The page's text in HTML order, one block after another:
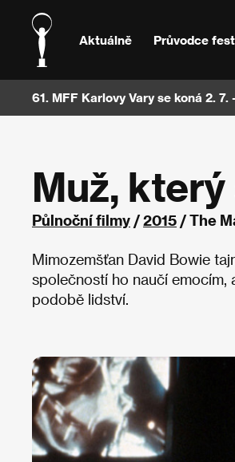
Aktuálně Průvodce
61. MFF Karlovy Vary se koná 2. 7.
Muž,
Půlnoční filmy /2015 / The
Mimozemšťan David Bowie
společností ho naučí emocím,
podobě lidství.